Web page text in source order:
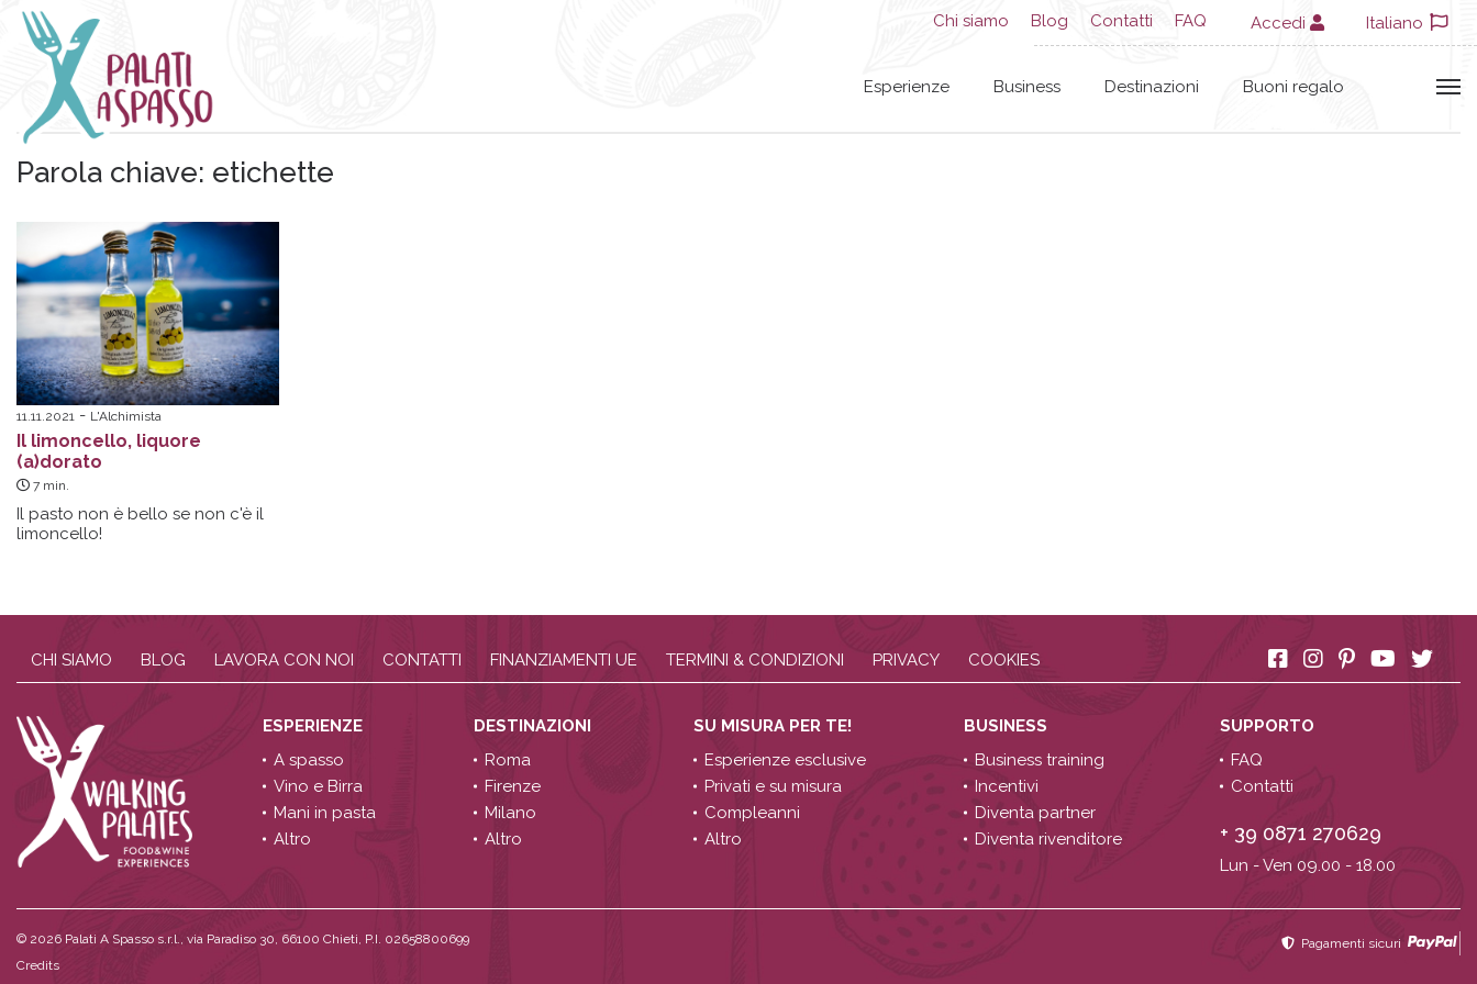
Chi siamo Blog Contatti FAQ Accedi Italiano
Esperienze Business Destinazioni Buoni regalo
Parola chiave: etichette
11.11.2021 L'Alchimista
Il limoncello, liquore
(a)dorato
7 min.
Il pasto non è bello se non c'è il
limoncello!
CHI SIAMO BLOG LAVORA CON NOI CONTATTI FINANZIAMENTI UE TERMINI & CONDIZIONI PRIVACY COOKIES
ESPERIENZE
A spasso
Vino e Birra
Mani in pasta
Altro
DESTINAZIONI
Roma
Firenze
Milano
Altro
SU MISURA PER TE!
Esperienze esclusive
Privati e su misura
Compleanni
Altro
BUSINESS
Business training
Incentivi
Diventa partner
Diventa rivenditore
SUPPORTO
FAQ
Contatti
+ 39 0871 270629
Lun - Ven 09.00 - 18.00
© 2026 Palati A Spasso s.r.l., via Paradiso 30, 66100 Chieti, P.I. 02658800699
Credits
Pagamenti sicuri